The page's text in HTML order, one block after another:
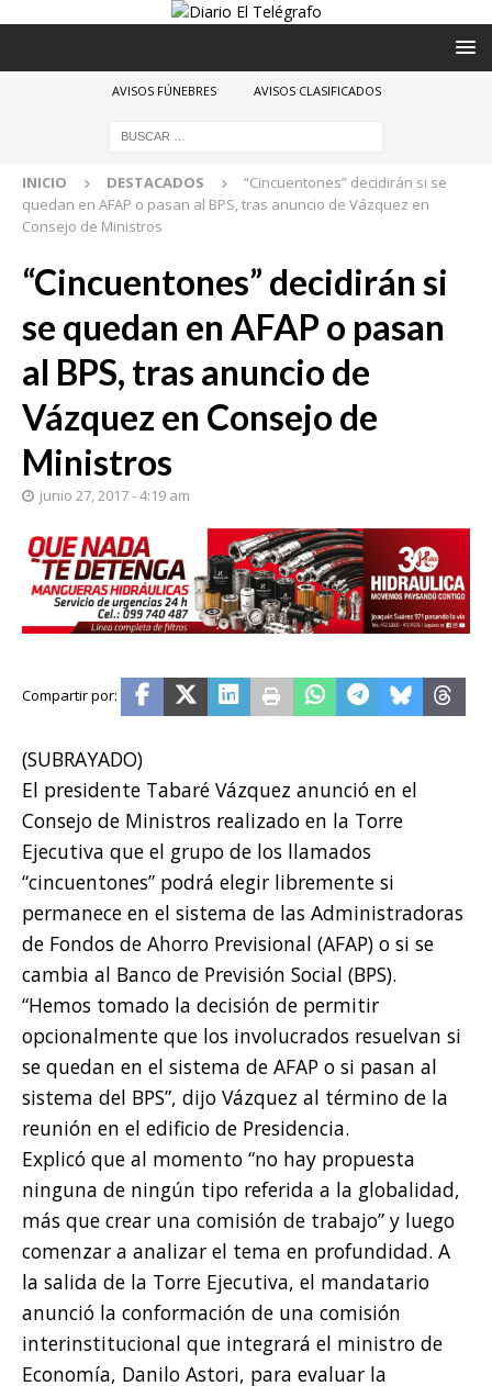
AVISOS FÚNEBRES AVISOS CLASIFICADOS
INICIO DESTACADOS
“Cincuentones” decidirán si se
quedan en AFAP o pasan al BPS, tras anuncio de Vázquez en
Consejo de Ministros
“Cincuentones” decidirán si
se quedan en AFAP o pasan
al BPS, tras anuncio de
Vázquez en Consejo de
Ministros
junio 27, 2017 - 4:19 am
(SUBRAYADO)
El presidente Tabaré Vázquez anunció en el
Consejo de Ministros realizado en la Torre
Ejecutiva que el grupo de los llamados
“cincuentones” podrá elegir libremente si
permanece en el sistema de las Administradoras
de Fondos de Ahorro Previsional (AFAP) o si se
cambia al Banco de Previsión Social (BPS).
“Hemos tomado la decisión de permitir
opcionalmente que los involucrados resuelvan si
se quedan en el sistema de AFAP o si pasan al
sistema del BPS”, dijo Vázquez al término de la
reunión en el edificio de Presidencia.
Explicó que al momento “no hay propuesta
ninguna de ningún tipo referida a la globalidad,
más que crear una comisión de trabajo” y luego
comenzar a analizar el tema en profundidad. A
la salida de la Torre Ejecutiva, el mandatario
anunció la conformación de una comisión
interinstitucional que integrará el ministro de
Economía, Danilo Astori, para evaluar la